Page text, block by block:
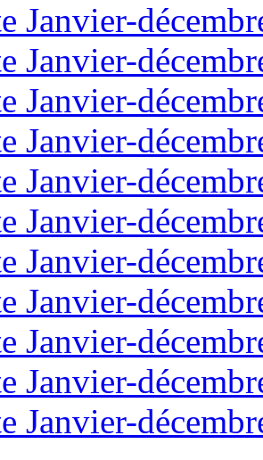
Janvier-
Janvier-
Janvier-
Janvier-
Janvier-
Janvier-
Janvier-
Janvier-
Janvier-
Janvier-
Janvier-